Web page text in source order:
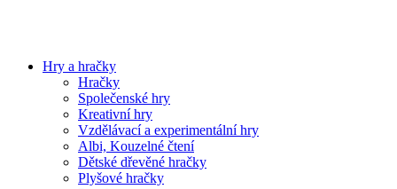
Hry a hračky
Hračky
Společenské hry
Kreativní hry
Vzdělávací a experimentální hry
Albi, Kouzelné čtení
Dětské dřevěné hračky
Plyšové hračky